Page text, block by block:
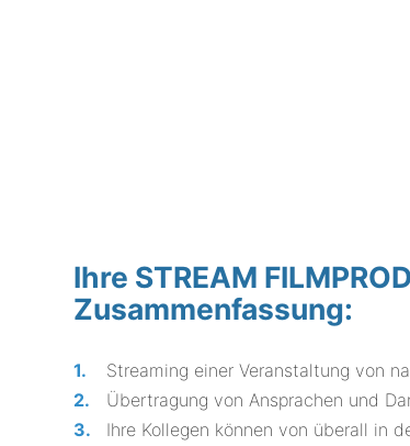
Ihre STREAM
Zusammenfassung:
Streaming einer Veranstaltung von
Übertragung von Ansprachen und
Ihre Kollegen können von überall in